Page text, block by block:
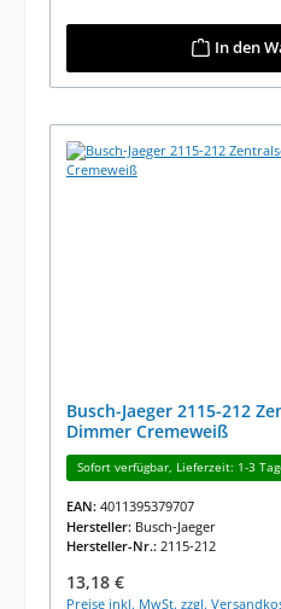
In den
Busch-Jaeger 2115-212
Dimmer Cremeweiß
Sofort verfügbar, Lieferzeit: 1-3
EAN: 4011395379707
Hersteller: Busch-Jaeger
Hersteller-Nr.: 2115-212
Regulärer Preis:
13,18 €
Preise inkl. MwSt. zzgl.